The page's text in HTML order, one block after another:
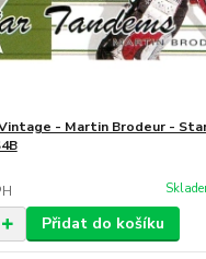
Vintage - Martin Brodeur -
Přidat do košíku